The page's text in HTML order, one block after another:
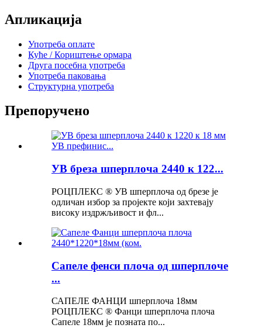
Апликација
Употреба оплате
Куће / Кориштење ормара
Друга посебна употреба
Употреба паковања
Структурна употреба
Препоручено
УВ бреза шперплоча 2440 к 122...
РОЦПЛЕКС ® УВ шперплоча од брезе је
одличан избор за пројекте који захтевају
високу издржљивост и фл...
Сапеле фенси плоча од шперплоче
...
САПЕЛЕ ФАНЦИ шперплоча 18мм
РОЦПЛЕКС ® Фанци шперплоча плоча
Сапеле 18мм је позната по...